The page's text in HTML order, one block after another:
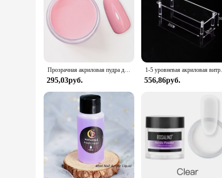
Прозрачная акриловая пудра для дизайна ногтей, 28 г (1 унция), 1 коробка
295,03руб.
1-5 уровневая
556,86руб.